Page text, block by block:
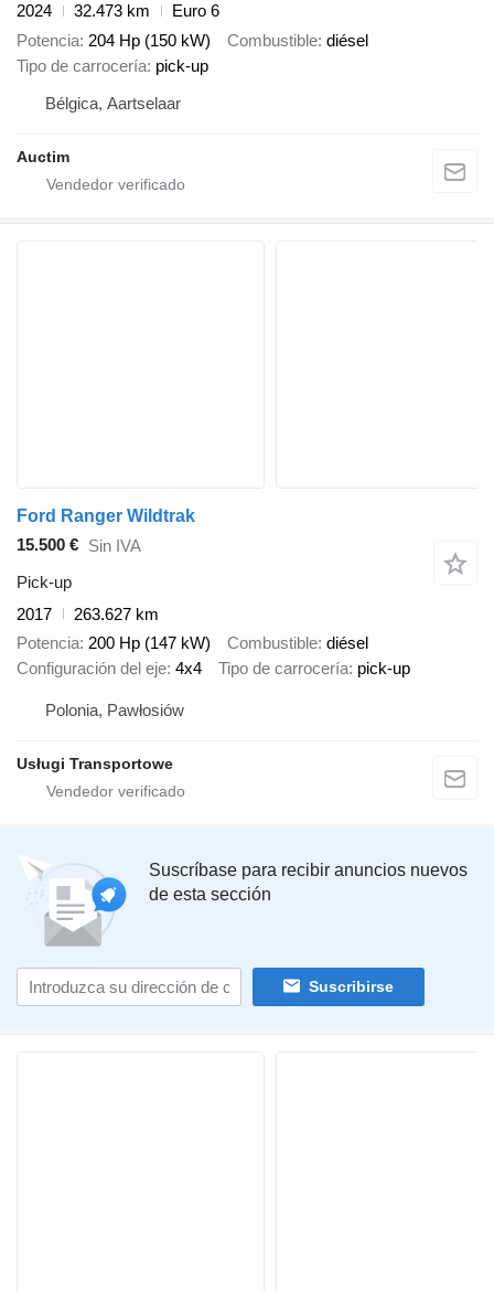
2024
32.473 km
Euro 6
Potencia 204 Hp (150 kW) Combustible diésel
Tipo de carrocería pick-up
Bélgica, Aartselaar
Auctim
Ford Ranger Wildtrak
15.500 € Sin IVA
Pick-up
2017
263.627 km
Potencia 200 Hp (147 kW) Combustible diésel
Configuración del eje 4x4 Tipo de carrocería pick-up
Polonia, Pawłosiów
Usługi Transportowe
Suscríbase para recibir anuncios nuevos
de esta sección
Suscribirse